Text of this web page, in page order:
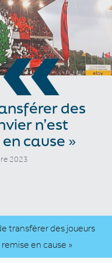
«des
n’est
cause »
2023
transférer des joueurs
en cause »